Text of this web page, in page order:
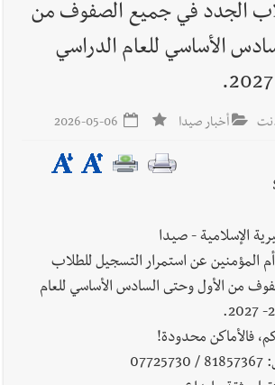
اقتراح قانون الإعلام
: جلسة لمجلس الوزراء في قصر بعبدا الوقائع
والمقررات : تعيينات ورد 4 قوانين وزيادات الغلاء| الرئيس عون
واردوغان لوضع لبنان وكشف عن مؤتمر
في واشنطن
الجدد في جميع الصفوف من
الأساسي للعام الدراسي
أخبار صيدا
الإسلامية - صيدا
المؤمنين عن استمرار التسجيل للطلاب
من الأول وحتى السادس الأساسي للعام
فالأماكن محدودة!